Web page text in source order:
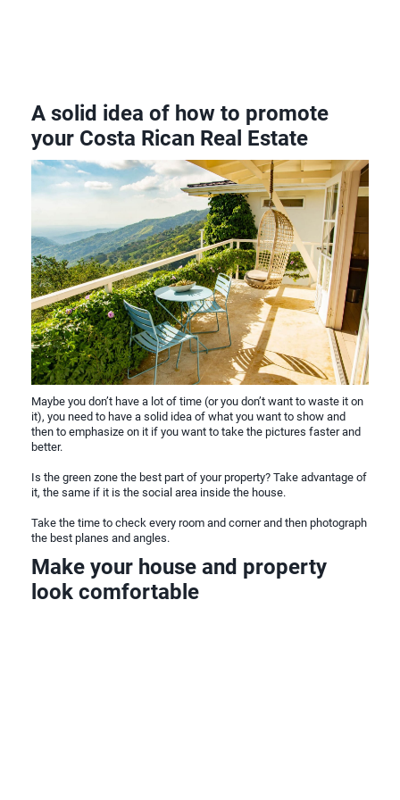
A solid idea of how to promote
your Costa Rican Real Estate
Maybe you don’t have a lot of time (or you don’t want to waste it on
it), you need to have a solid idea of what you want to show and
then to emphasize on it if you want to take the pictures faster and
better.
Is the green zone the best part of your property? Take advantage of
it, the same if it is the social area inside the house.
Take the time to check every room and corner and then photograph
the best planes and angles.
Make your house and property
look comfortable